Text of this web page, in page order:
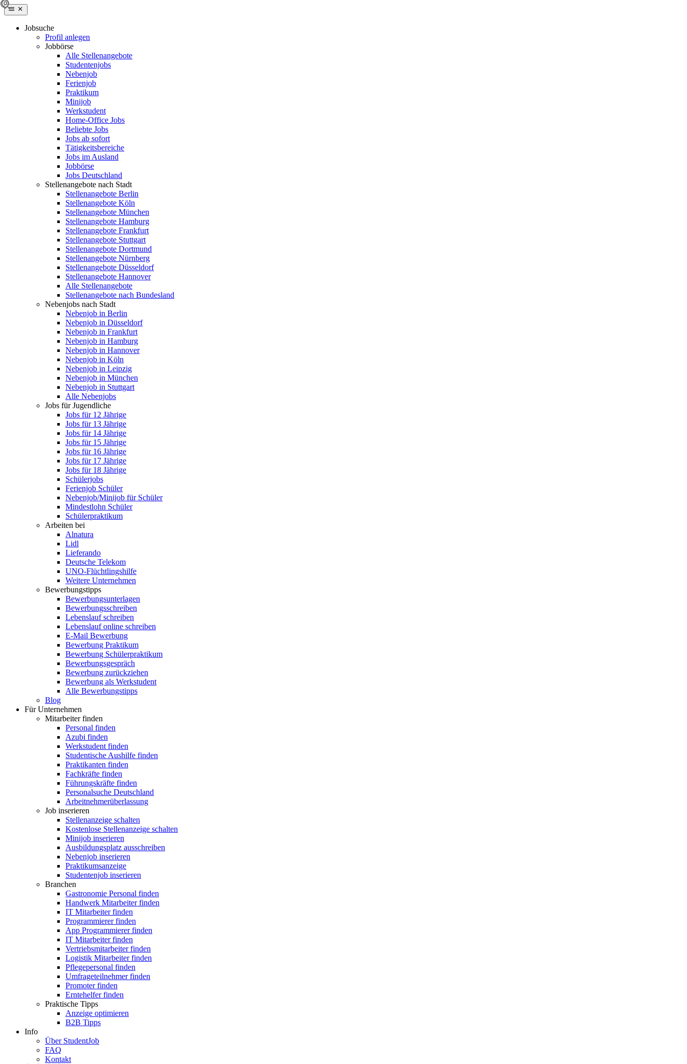
Jobsuche
Profil anlegen
Jobbörse
Alle Stellenangebote
Studentenjobs
Nebenjob
Ferienjob
Praktikum
Minijob
Werkstudent
Home-Office Jobs
Beliebte Jobs
Jobs ab sofort
Tätigkeitsbereiche
Jobs im Ausland
Jobbörse
Jobs Deutschland
Stellenangebote nach Stadt
Stellenangebote Berlin
Stellenangebote Köln
Stellenangebote München
Stellenangebote Hamburg
Stellenangebote Frankfurt
Stellenangebote Stuttgart
Stellenangebote Dortmund
Stellenangebote Nürnberg
Stellenangebote Düsseldorf
Stellenangebote Hannover
Alle Stellenangebote
Stellenangebote nach Bundesland
Nebenjobs nach Stadt
Nebenjob in Berlin
Nebenjob in Düsseldorf
Nebenjob in Frankfurt
Nebenjob in Hamburg
Nebenjob in Hannover
Nebenjob in Köln
Nebenjob in Leipzig
Nebenjob in München
Nebenjob in Stuttgart
Alle Nebenjobs
Jobs für Jugendliche
Jobs für 12 Jährige
Jobs für 13 Jährige
Jobs für 14 Jährige
Jobs für 15 Jährige
Jobs für 16 Jährige
Jobs für 17 Jährige
Jobs für 18 Jährige
Schülerjobs
Ferienjob Schüler
Nebenjob/Minijob für Schüler
Mindestlohn Schüler
Schülerpraktikum
Arbeiten bei
Alnatura
Lidl
Lieferando
Deutsche Telekom
UNO-Flüchtlingshilfe
Weitere Unternehmen
Bewerbungstipps
Bewerbungsunterlagen
Bewerbungsschreiben
Lebenslauf schreiben
Lebenslauf online schreiben
E-Mail Bewerbung
Bewerbung Praktikum
Bewerbung Schülerpraktikum
Bewerbungsgespräch
Bewerbung zurückziehen
Bewerbung als Werkstudent
Alle Bewerbungstipps
Blog
Für Unternehmen
Mitarbeiter finden
Personal finden
Azubi finden
Werkstudent finden
Studentische Aushilfe finden
Praktikanten finden
Fachkräfte finden
Führungskräfte finden
Personalsuche Deutschland
Arbeitnehmerüberlassung
Job inserieren
Stellenanzeige schalten
Kostenlose Stellenanzeige schalten
Minijob inserieren
Ausbildungsplatz ausschreiben
Nebenjob inserieren
Praktikumsanzeige
Studentenjob inserieren
Branchen
Gastronomie Personal finden
Handwerk Mitarbeiter finden
IT Mitarbeiter finden
Programmierer finden
App Programmierer finden
IT Mitarbeiter finden
Vertriebsmitarbeiter finden
Logistik Mitarbeiter finden
Pflegepersonal finden
Umfrageteilnehmer finden
Promoter finden
Erntehelfer finden
Praktische Tipps
Anzeige optimieren
B2B Tipps
Info
Über StudentJob
FAQ
Kontakt